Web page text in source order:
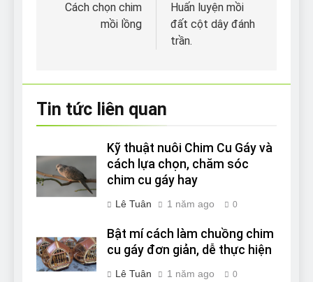
hướng
Cách chọn chim
mồi lồng
Huấn luyện mồi
đất cột dây đánh
trần.
Tin tức liên quan
Kỹ thuật nuôi Chim Cu Gáy và
cách lựa chọn, chăm sóc
chim cu gáy hay
Lê Tuân 1 năm ago 0
Bật mí cách làm chuồng chim
cu gáy đơn giản, dễ thực hiện
Lê Tuân 1 năm ago 0